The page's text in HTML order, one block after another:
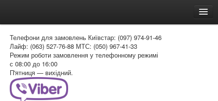
Доставка и оплата
Как заказать
Контакти
Таблиця розмірів
Телефони для замовлень Київстар: (097) 974-91-46
Лайф: (063) 527-76-88 МТС: (050) 967-41-33
Режим роботи замовлення у телефонному режимі
с 08:00 до 16:00
П'ятниця — вихідний.